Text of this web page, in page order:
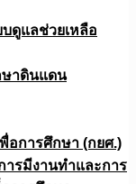
ดูแลช่วยเหลือ
าดินแดน
อการศึกษา (กยศ.)
ารมีงานทำและการ